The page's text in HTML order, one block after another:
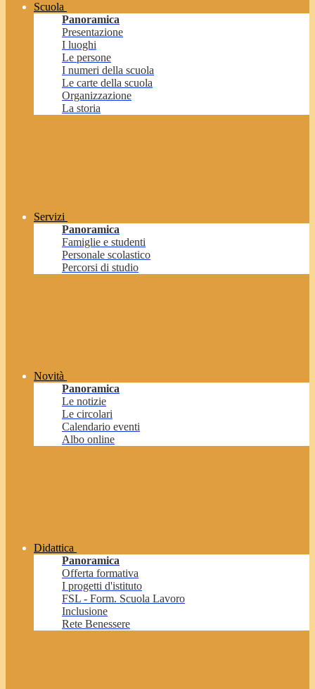
Scuola
Panoramica
Presentazione
I luoghi
Le persone
I numeri della scuola
Le carte della scuola
Organizzazione
La storia
Servizi
Panoramica
Famiglie e studenti
Personale scolastico
Percorsi di studio
Novità
Panoramica
Le notizie
Le circolari
Calendario eventi
Albo online
Didattica
Panoramica
Offerta formativa
I progetti d'istituto
FSL - Form. Scuola Lavoro
Inclusione
Rete Benessere